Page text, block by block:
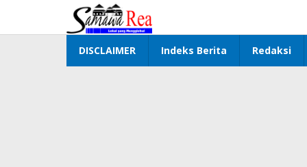
konten
DISCLAIMER Indeks Berita Redaksi